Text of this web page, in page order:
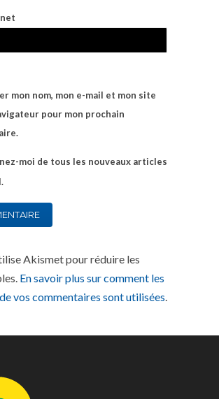
mon nom, mon e-mail et mon site
pour mon prochain
moi de tous les nouveaux articles
Akismet pour réduire les
En savoir plus sur comment les
vos commentaires sont utilisées.